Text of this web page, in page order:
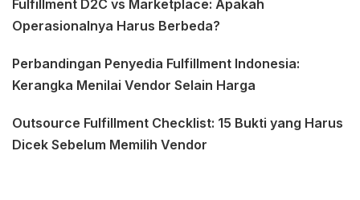
Fulfillment D2C vs Marketplace: Apakah
Operasionalnya Harus Berbeda?
Perbandingan Penyedia Fulfillment Indonesia:
Kerangka Menilai Vendor Selain Harga
Outsource Fulfillment Checklist: 15 Bukti yang Harus
Dicek Sebelum Memilih Vendor